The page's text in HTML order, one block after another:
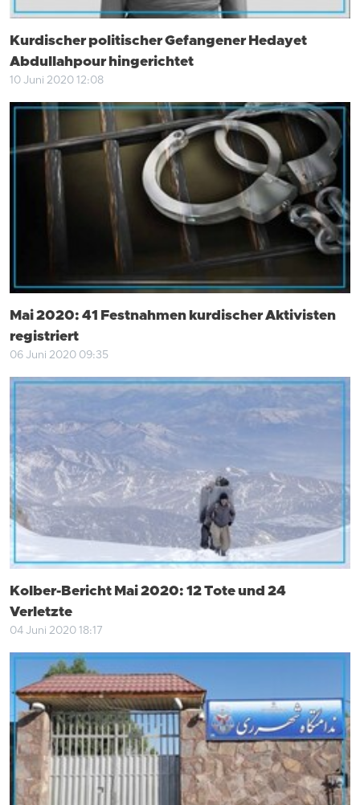
Kurdischer politischer Gefangener Hedayet
Abdullahpour hingerichtet
10 Juni 2020 12:08
Mai 2020: 41 Festnahmen kurdischer Aktivisten
registriert
06 Juni 2020 09:35
Kolber-Bericht Mai 2020: 12 Tote und 24
Verletzte
04 Juni 2020 18:17